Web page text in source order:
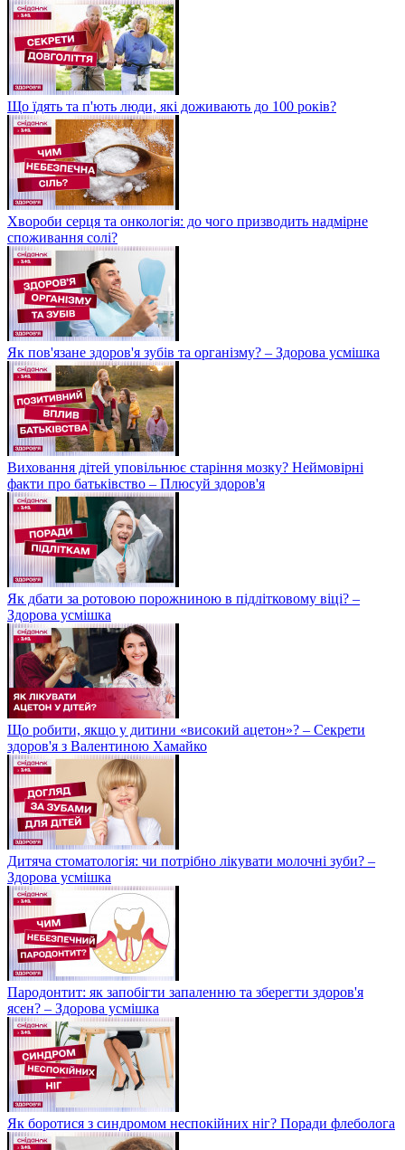
Що їдять та п'ють люди, які доживають до 100 років?
Хвороби серця та онкологія: до чого призводить надмірне
споживання солі?
Як пов'язане здоров'я зубів та організму? – Здорова усмішка
Виховання дітей уповільнює старіння мозку? Неймовірні
факти про батьківство – Плюсуй здоров'я
Як дбати за ротовою порожниною в підлітковому віці? –
Здорова усмішка
Що робити, якщо у дитини «високий ацетон»? – Секрети
здоров'я з Валентиною Хамайко
Дитяча стоматологія: чи потрібно лікувати молочні зуби? –
Здорова усмішка
Пародонтит: як запобігти запаленню та зберегти здоров'я
ясен? – Здорова усмішка
Як боротися з синдромом неспокійних ніг? Поради флеболога